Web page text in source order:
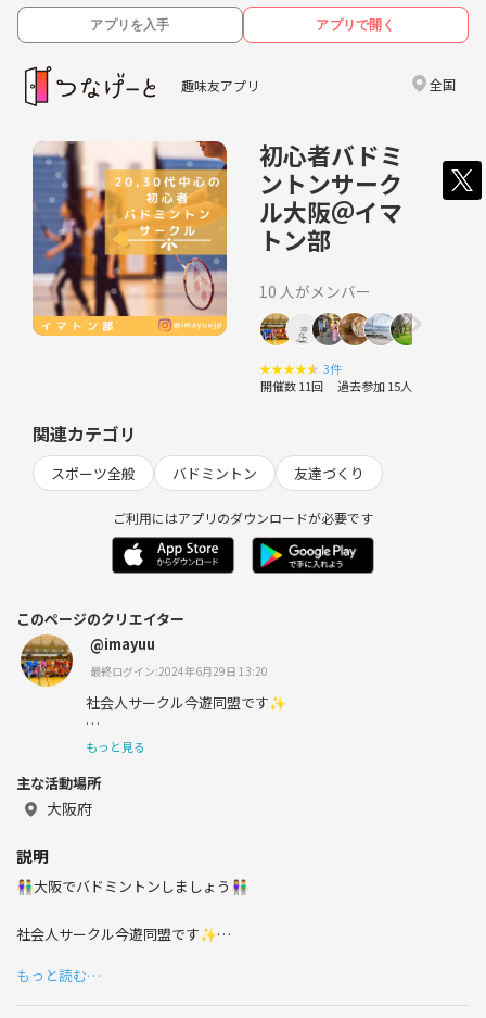
アプリを入手 アプリで開く
趣味友アプリ 全国
初心者バドミ
ントンサーク
ル大阪＠イマ
トン部
10 人がメンバー
★★★★★ 3件
開催数 11回 過去参加 15人
関連カテゴリ
スポーツ全般 バドミントン 友達づくり
ご利用にはアプリのダウンロードが必要です
このページのクリエイター
@imayuu
最終ログイン:2024年6月29日 13:20
社会人サークル今遊同盟です✨
20代,30代中心の社会人でバドミントンサークルや飲み会
をしていますっ♫
開催風景▽
インスタグラム
@imayuujp
もっと見る
主な活動場所
大阪府
説明
👫大阪でバドミントンしましょう👫
社会人サークル今遊同盟です✨
20代,30代中心の社会人でバドミントン・フットサルサークルや飲み会
をしていますっ♫
もっと読む…